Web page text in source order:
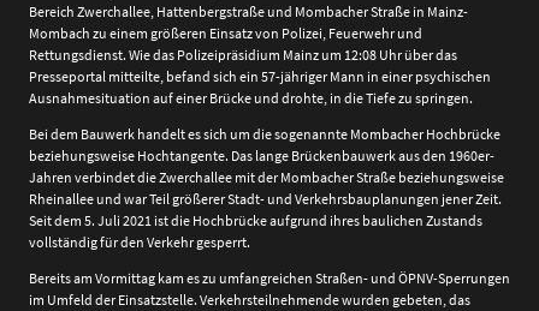
Bereich Zwerchallee, Hattenbergstraße und Mombacher Straße in Mainz-
Mombach zu einem größeren Einsatz von Polizei, Feuerwehr und
Rettungsdienst. Wie das Polizeipräsidium Mainz um 12:08 Uhr über das
Presseportal mitteilte, befand sich ein 57-jähriger Mann in einer psychischen
Ausnahmesituation auf einer Brücke und drohte, in die Tiefe zu springen.
Bei dem Bauwerk handelt es sich um die sogenannte Mombacher Hochbrücke
beziehungsweise Hochtangente. Das lange Brückenbauwerk aus den 1960er-
Jahren verbindet die Zwerchallee mit der Mombacher Straße beziehungsweise
Rheinallee und war Teil größerer Stadt- und Verkehrsbauplanungen jener Zeit.
Seit dem 5. Juli 2021 ist die Hochbrücke aufgrund ihres baulichen Zustands
vollständig für den Verkehr gesperrt.
Bereits am Vormittag kam es zu umfangreichen Straßen- und ÖPNV-Sperrungen
im Umfeld der Einsatzstelle. Verkehrsteilnehmende wurden gebeten, das